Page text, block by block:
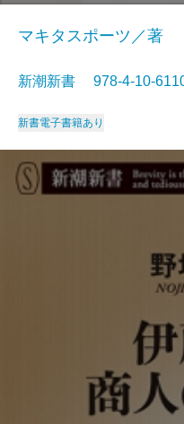
マキタスポーツ／著
新潮新書 978-4-10-
新書電子書籍あり